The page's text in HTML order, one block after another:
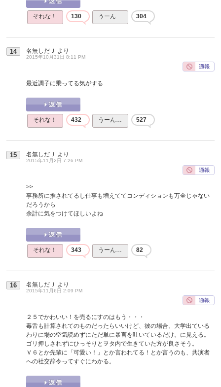
それな！ 130 うーん… 304
14 名無しだＪ より
2015年10月31日 8:11 PM
最近調子に乗ってる気がする
それな！ 432 うーん… 527
15 名無しだＪ より
2015年11月2日 7:26 PM
>>
事務所に推されてるし仕事も増えててコンディションも万全じゃない
だろうから
余計に気をつけてほしいよね
それな！ 343 うーん… 82
16 名無しだＪ より
2015年11月6日 2:09 PM
２５でかわいい！を売るにすのはもう・・・
毒舌も計算されてのものだったらいいけど、彼の場合、大学出ている
わりに場の空気読めずにただ単に暴言を吐いているだけ。に見える。
ゴリ押しされずにひっそりとヲタ内で生きていた方が良さそう。
Ｖ６とか先輩に「可愛い！」とか言われてる！とか言うのも、共演者
への社交辞令ってすぐにわかる。